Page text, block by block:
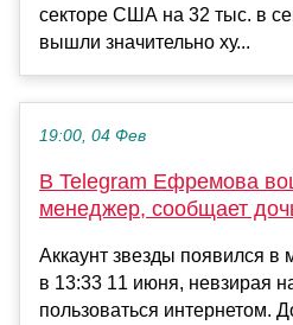
секторе США на 32 тыс. в
вышли значительно ху...
19:00, 04 Фев
В Telegram Ефремова
менеджер, сообщает
Аккаунт звезды появился в
в 13:33 11 июня, невзирая
пользоваться интернетом.